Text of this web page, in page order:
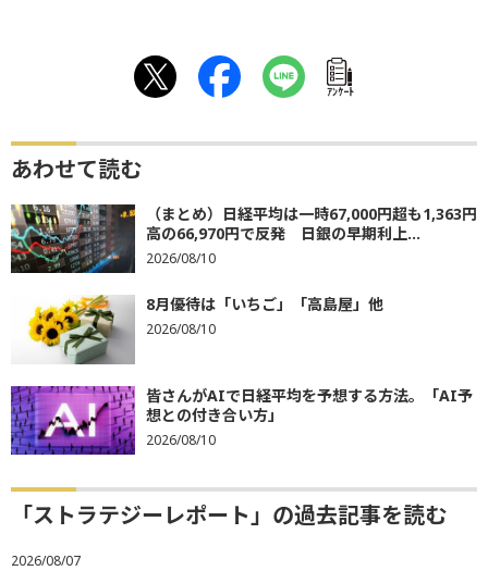
ｱﾝｹｰﾄ
あわせて読む
（まとめ）日経平均は一時67,000円超も1,363円
高の66,970円で反発 日銀の早期利上...
2026/08/10
8月優待は「いちご」「高島屋」他
2026/08/10
皆さんがAIで日経平均を予想する方法。「AI予
想との付き合い方」
2026/08/10
「ストラテジーレポート」の過去記事を読む
2026/08/07